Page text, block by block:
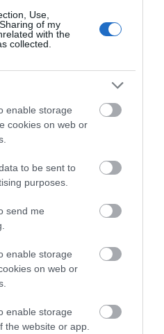
Use,
of my
with the
collected.
enable storage
cookies on web or
to be sent to
purposes.
send me
enable storage
on web or
enable storage
the website or app.
–
για
Μητέρα και γιος οι